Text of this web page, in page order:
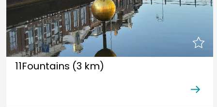
11Fountains (3 km)